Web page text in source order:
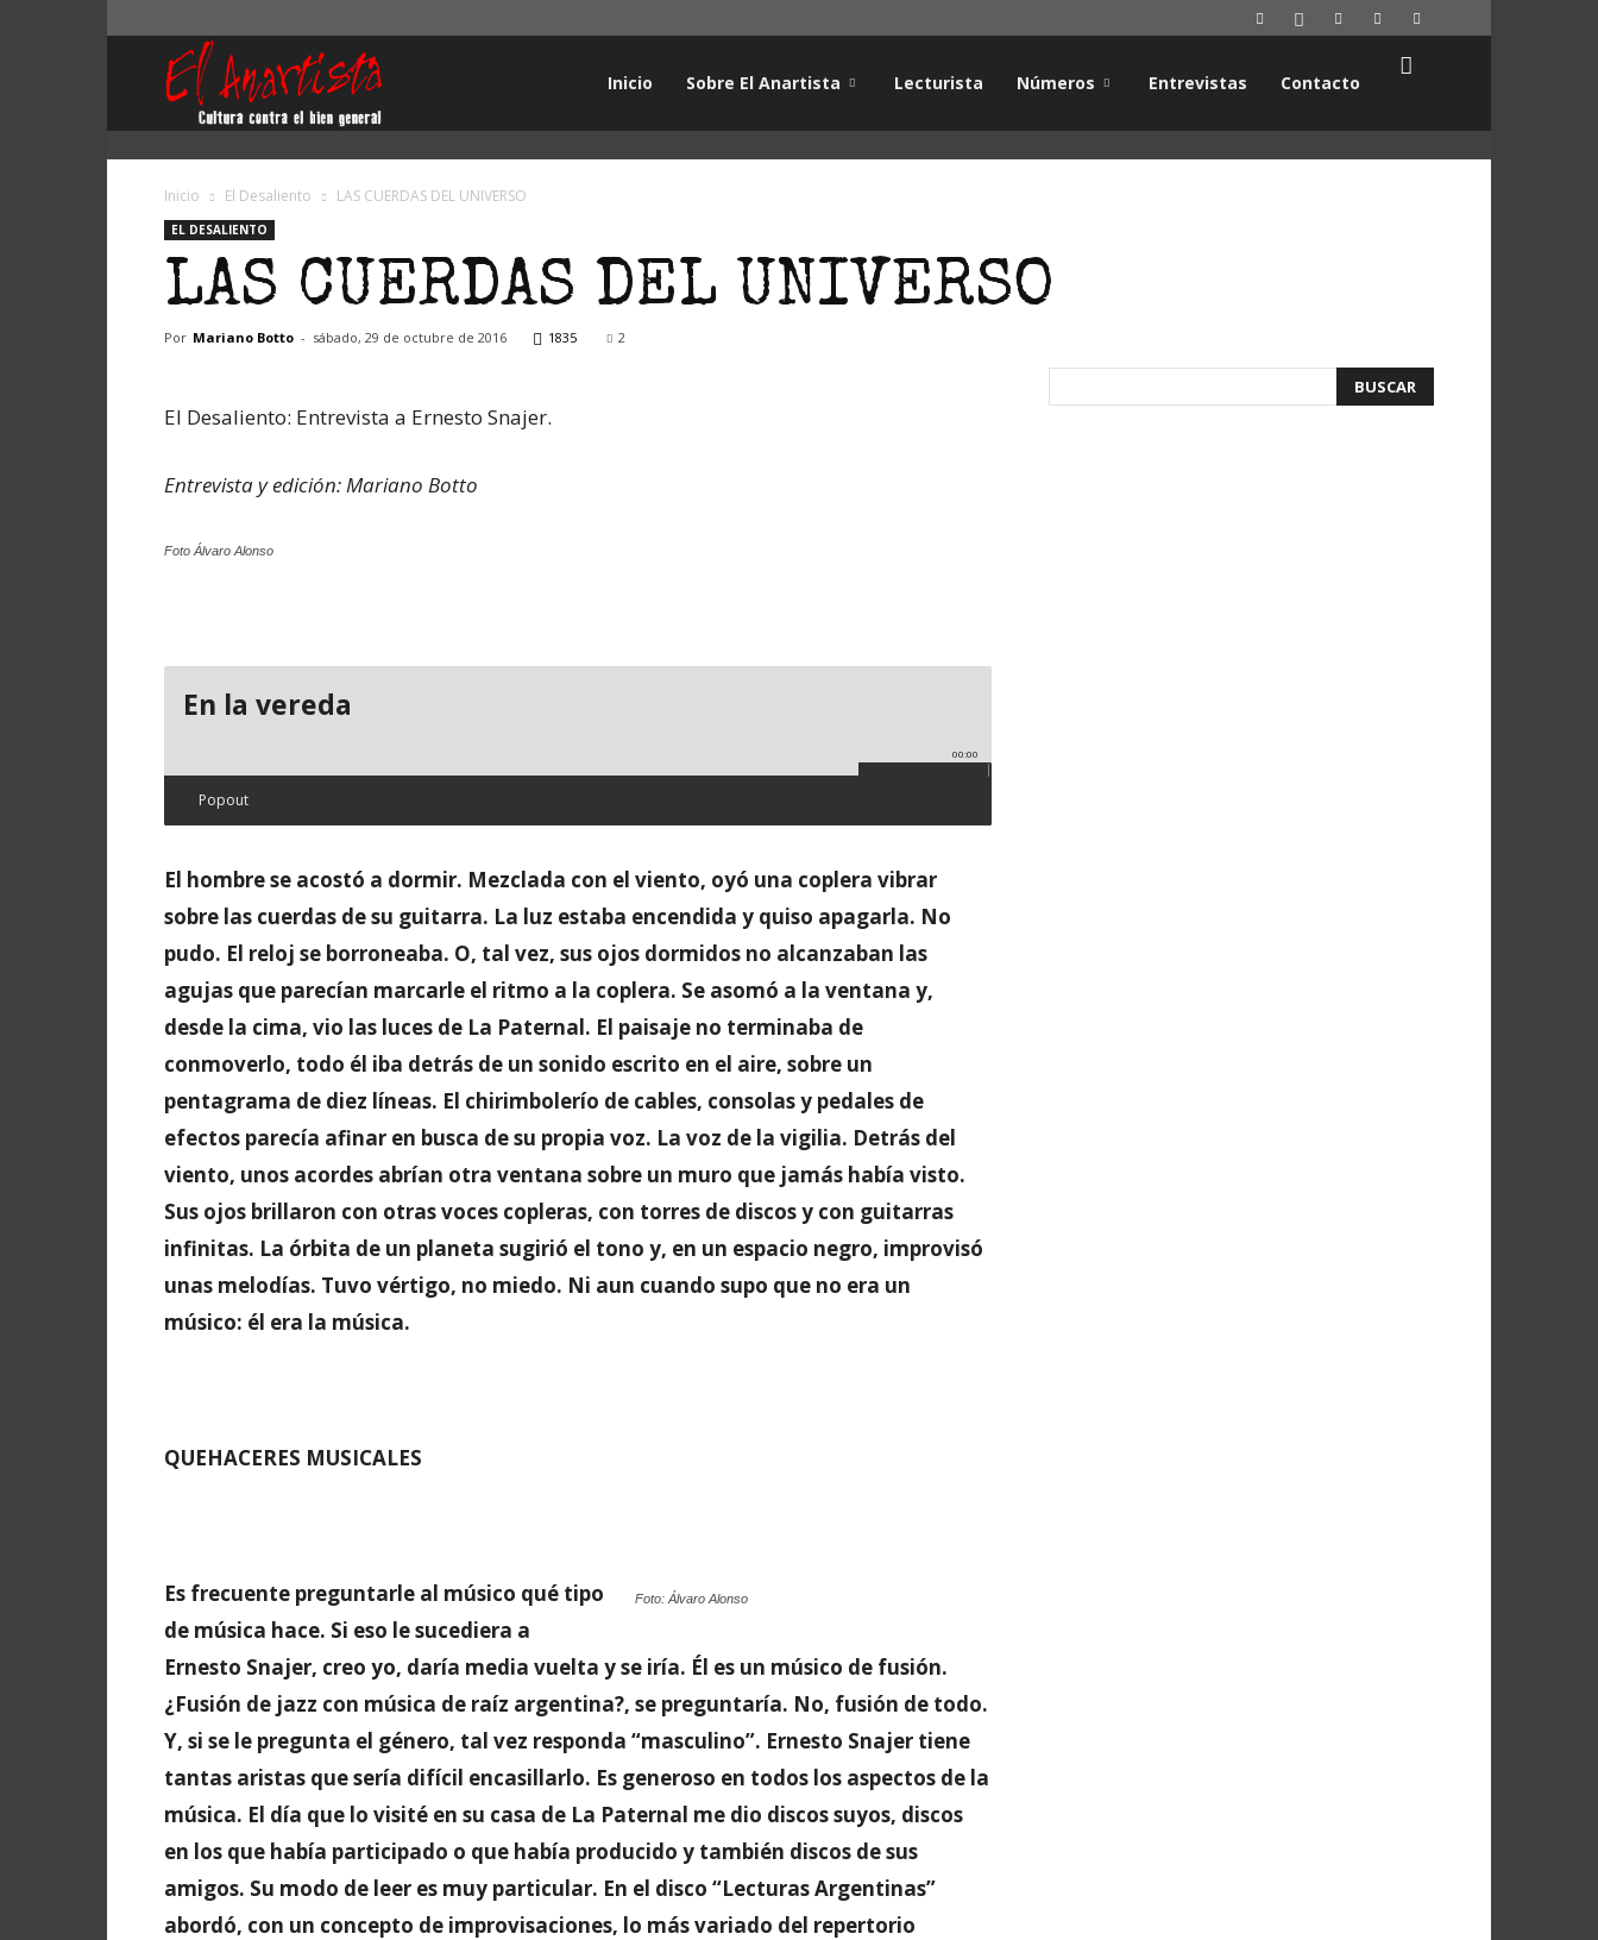
Inicio Sobre El Anartista Lecturista Números Entrevistas Contacto
Inicio El Desaliento LAS CUERDAS DEL UNIVERSO
EL DESALIENTO
LAS CUERDAS DEL UNIVERSO
Por Mariano Botto - sábado, 29 de octubre de 2016 1835 2
El Desaliento: Entrevista a Ernesto Snajer.
Entrevista y edición: Mariano Botto
Foto Álvaro Alonso
En la vereda
00:00
Popout
El hombre se acostó a dormir. Mezclada con el viento, oyó una coplera vibrar
sobre las cuerdas de su guitarra. La luz estaba encendida y quiso apagarla. No
pudo. El reloj se borroneaba. O, tal vez, sus ojos dormidos no alcanzaban las
agujas que parecían marcarle el ritmo a la coplera. Se asomó a la ventana y,
desde la cima, vio las luces de La Paternal. El paisaje no terminaba de
conmoverlo, todo él iba detrás de un sonido escrito en el aire, sobre un
pentagrama de diez líneas. El chirimbolerío de cables, consolas y pedales de
efectos parecía afinar en busca de su propia voz. La voz de la vigilia. Detrás del
viento, unos acordes abrían otra ventana sobre un muro que jamás había visto.
Sus ojos brillaron con otras voces copleras, con torres de discos y con guitarras
infinitas. La órbita de un planeta sugirió el tono y, en un espacio negro, improvisó
unas melodías. Tuvo vértigo, no miedo. Ni aun cuando supo que no era un
músico: él era la música.
QUEHACERES MUSICALES
Foto: Álvaro Alonso
Es frecuente preguntarle al músico qué tipo
de música hace. Si eso le sucediera a
Ernesto Snajer, creo yo, daría media vuelta y se iría. Él es un músico de fusión.
¿Fusión de jazz con música de raíz argentina?, se preguntaría. No, fusión de todo.
Y, si se le pregunta el género, tal vez responda “masculino”. Ernesto Snajer tiene
tantas aristas que sería difícil encasillarlo. Es generoso en todos los aspectos de la
música. El día que lo visité en su casa de La Paternal me dio discos suyos, discos
en los que había participado o que había producido y también discos de sus
amigos. Su modo de leer es muy particular. En el disco “Lecturas Argentinas”
abordó, con un concepto de improvisaciones, lo más variado del repertorio